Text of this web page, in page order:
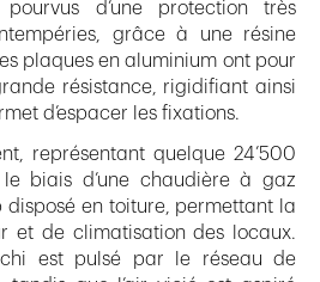
pourvus d’une protection très
grâce à une résine
plaques en aluminium ont pour
résistance, rigidifiant ainsi
d’espacer les fixations.
représentant quelque 24’500
biais d’une chaudière à gaz
disposé en toiture, permettant la
et de climatisation des locaux.
est pulsé par le réseau de